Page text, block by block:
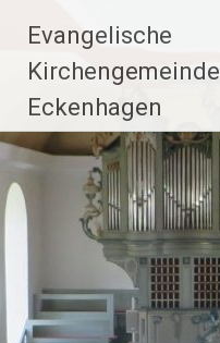
Inhalt
springen
Evangelische
Kirchengemeinde
Eckenhagen